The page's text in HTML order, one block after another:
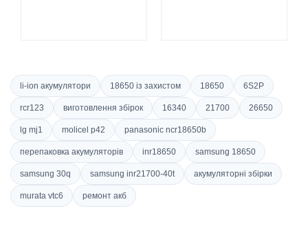
li-ion акумулятори 18650 із захистом 18650 6S2P
rcr123 виготовлення збірок 16340 21700 26650
lg mj1 molicel p42 panasonic ncr18650b
перепаковка акумуляторів inr18650 samsung 18650
samsung 30q samsung inr21700-40t акумуляторні збірки
murata vtc6 ремонт акб